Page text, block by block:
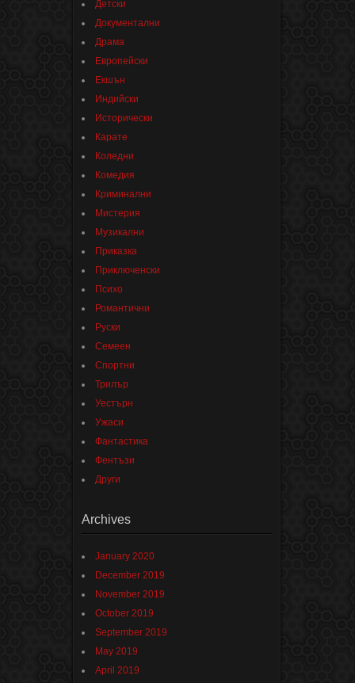
Детски
Документални
Драма
Европейски
Екшън
Индийски
Исторически
Карате
Коледни
Комедия
Криминални
Мистерия
Музикални
Приказка
Приключенски
Психо
Романтични
Руски
Семеен
Спортни
Трилър
Уестърн
Ужаси
Фантастика
Фентъзи
Други
Archives
January 2020
December 2019
November 2019
October 2019
September 2019
May 2019
April 2019